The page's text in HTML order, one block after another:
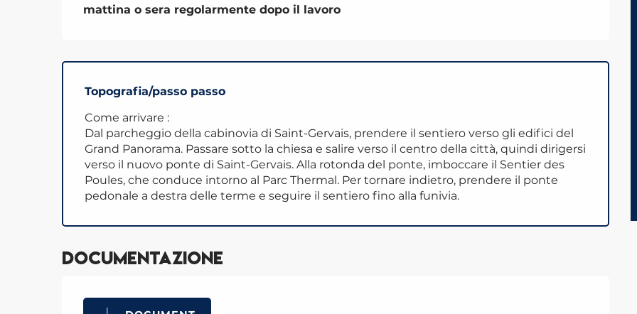
mattina o sera regolarmente dopo il lavoro
Topografia/passo passo
Come arrivare :
Dal parcheggio della cabinovia di Saint-Gervais, prendere il sentiero verso gli edifici del
Grand Panorama. Passare sotto la chiesa e salire verso il centro della città, quindi dirigersi
verso il nuovo ponte di Saint-Gervais. Alla rotonda del ponte, imboccare il Sentier des
Poules, che conduce intorno al Parc Thermal. Per tornare indietro, prendere il ponte
pedonale a destra delle terme e seguire il sentiero fino alla funivia.
Documentazione